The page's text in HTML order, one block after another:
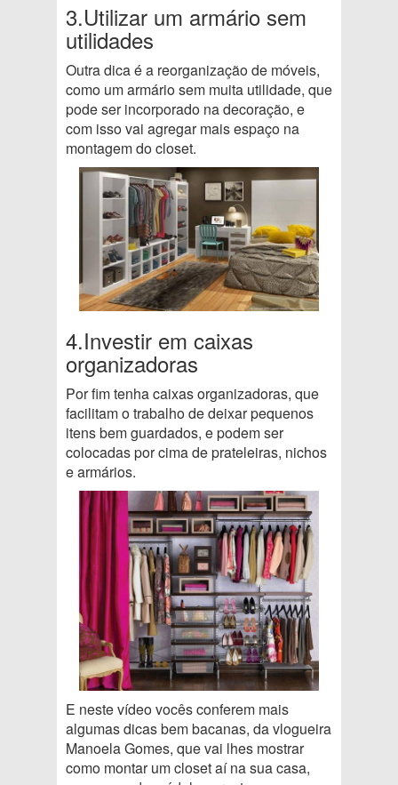
3.Utilizar um armário sem
utilidades
Outra dica é a reorganização de móveis,
como um armário sem muita utilidade, que
pode ser incorporado na decoração, e
com isso vai agregar mais espaço na
montagem do closet.
4.Investir em caixas
organizadoras
Por fim tenha caixas organizadoras, que
facilitam o trabalho de deixar pequenos
itens bem guardados, e podem ser
colocadas por cima de prateleiras, nichos
e armários.
E neste vídeo vocês conferem mais
algumas dicas bem bacanas, da vlogueira
Manoela Gomes, que vai lhes mostrar
como montar um closet aí na sua casa,